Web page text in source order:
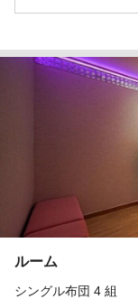
ルーム
シングル布団 4 組